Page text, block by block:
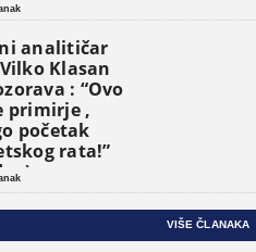
analitičar
Klasan
: “Ovo
primirje ,
početak
rata!”
VIŠE ČLANAKA